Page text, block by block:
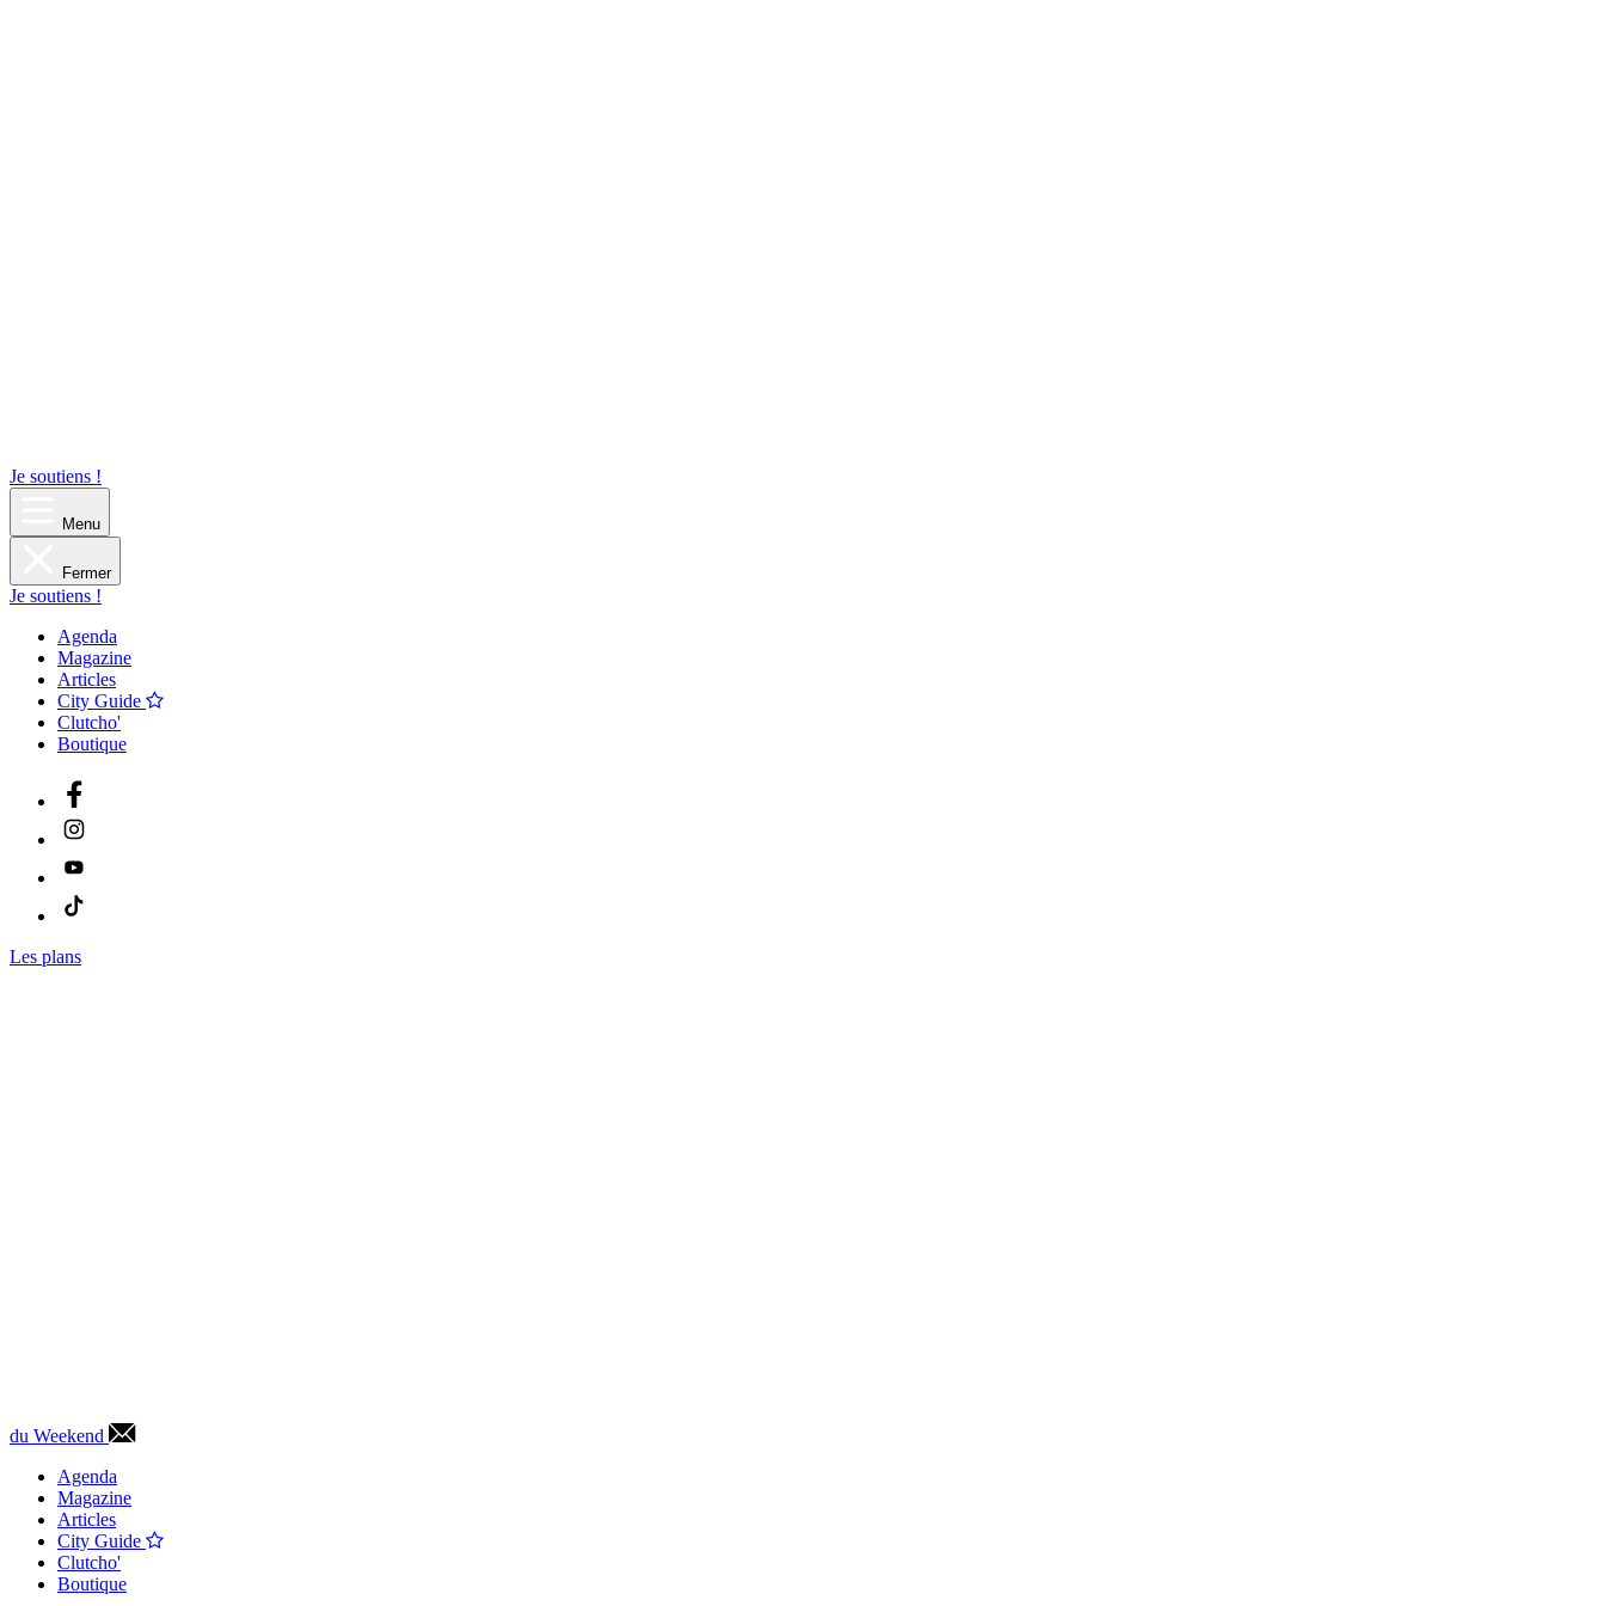
Je soutiens !
Menu
Fermer
Je soutiens !
Agenda
Magazine
Articles
City Guide
Clutcho'
Boutique
Les plans
du Weekend
Agenda
Magazine
Articles
City Guide
Clutcho'
Boutique